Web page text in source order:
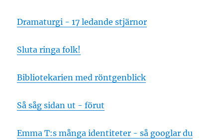
Dramaturgi - 17 ledande stjärnor
Sluta ringa folk!
Bibliotekarien med röntgenblick
Så såg sidan ut - förut
Emma T:s många identiteter - så googlar du